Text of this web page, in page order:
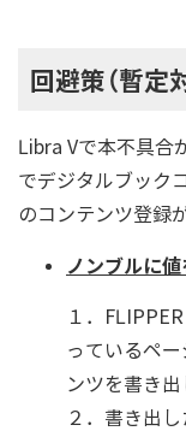
回避策（暫定
Libra Vで本不具合
でデジタルブック
のコンテンツ登録
ノンブルに
１．
っているペ
ンツを書き出
２．書き出